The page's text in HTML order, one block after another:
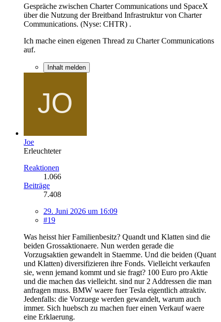
Gespräche zwischen Charter Communications und SpaceX
über die Nutzung der Breitband Infrastruktur von Charter
Communications. (Nyse: CHTR) .
Ich mache einen eigenen Thread zu Charter Communications
auf.
Inhalt melden
Joe
Erleuchteter
Reaktionen
1.066
Beiträge
7.408
29. Juni 2026 um 16:09
#19
Was heisst hier Familienbesitz? Quandt und Klatten sind die
beiden Grossaktionaere. Nun werden gerade die
Vorzugsaktien gewandelt in Staemme. Und die beiden (Quant
und Klatten) diversifizieren ihre Fonds. Vielleicht verkaufen
sie, wenn jemand kommt und sie fragt? 100 Euro pro Aktie
und die machen das vielleicht. sind nur 2 Addressen die man
anfragen muss. BMW waere fuer Tesla eigentlich attraktiv.
Jedenfalls: die Vorzuege werden gewandelt, warum auch
immer. Sich huebsch zu machen fuer einen Verkauf waere
eine Erklaerung.